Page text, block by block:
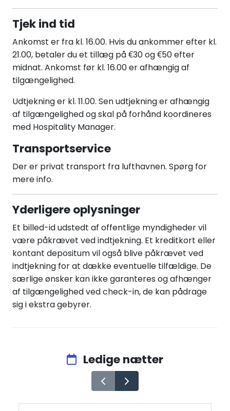
Tjek ind tid
Ankomst er fra kl. 16.00. Hvis du ankommer efter kl.
21.00, betaler du et tillæg på €30 og €50 efter
midnat. Ankomst før kl. 16.00 er afhængig af
tilgængelighed.
Udtjekning er kl. 11.00. Sen udtjekning er afhængig
af tilgængelighed og skal på forhånd koordineres
med Hospitality Manager.
Transportservice
Der er privat transport fra lufthavnen. Spørg for
mere info.
Yderligere oplysninger
Et billed-id udstedt af offentlige myndigheder vil
være påkrævet ved indtjekning. Et kreditkort eller
kontant depositum vil også blive påkrævet ved
indtjekning for at dække eventuelle tilfældige. De
særlige ønsker kan ikke garanteres og afhænger
af tilgængelighed ved check-in, de kan pådrage
sig i ekstra gebyrer.
Ledige nætter